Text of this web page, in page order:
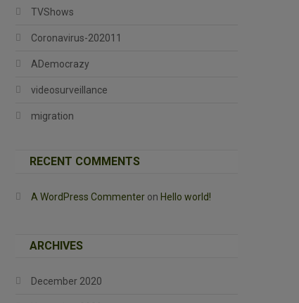
TVShows
Coronavirus-202011
ADemocrazy
videosurveillance
migration
RECENT COMMENTS
A WordPress Commenter on Hello world!
ARCHIVES
December 2020